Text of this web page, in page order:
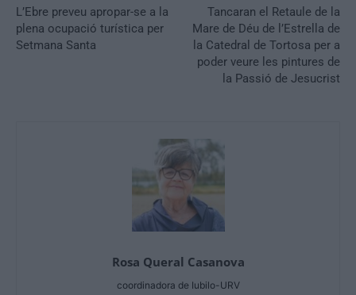
L’Ebre preveu apropar-se a la
plena ocupació turística per
Setmana Santa
Tancaran el Retaule de la
Mare de Déu de l’Estrella de
la Catedral de Tortosa per a
poder veure les pintures de
la Passió de Jesucrist
Rosa Queral Casanova
coordinadora de Iubilo-URV